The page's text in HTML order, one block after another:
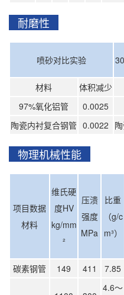
耐磨性
喷砂对比实验
材料 体积减少
97%氧化铝管
0.0025
陶瓷内衬复合钢管 0.0022
物理机械性能
项目数据
材料
维氏硬
度HV
kg/mm
²
压溃
强度
MPa
比重
（g/c
m³）
碳素钢管 149 411 7.85
4.6～